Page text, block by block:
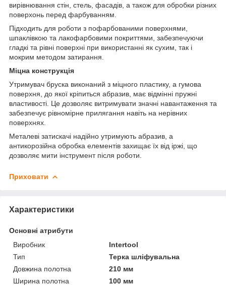
вирівнювання стін, стель, фасадів, а також для обробки різних
поверхонь перед фарбуванням.
Підходить для роботи з пофарбованими поверхнями,
шпаклівкою та лакофарбовими покриттями, забезпечуючи
гладкі та рівні поверхні при використанні як сухим, так і
мокрим методом затирання.
Міцна конструкція
Утримувач бруска виконаний з міцного пластику, а гумова
поверхня, до якої кріпиться абразив, має відмінні пружні
властивості. Це дозволяє витримувати значні навантаження та
забезпечує рівномірне прилягання навіть на нерівних
поверхнях.
Металеві затискачі надійно утримують абразив, а
антикорозійна обробка елементів захищає їх від іржі, що
дозволяє мити інструмент після роботи.
Приховати
Характеристики
Основні атрибути
Виробник
Intertool
Тип
Терка шліфувальна
Довжина полотна
210 мм
Ширина полотна
100 мм